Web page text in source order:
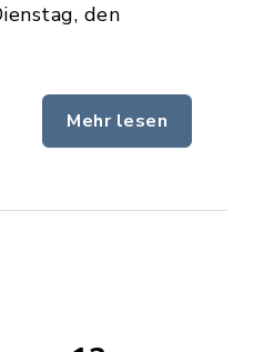
den
Mehr lesen